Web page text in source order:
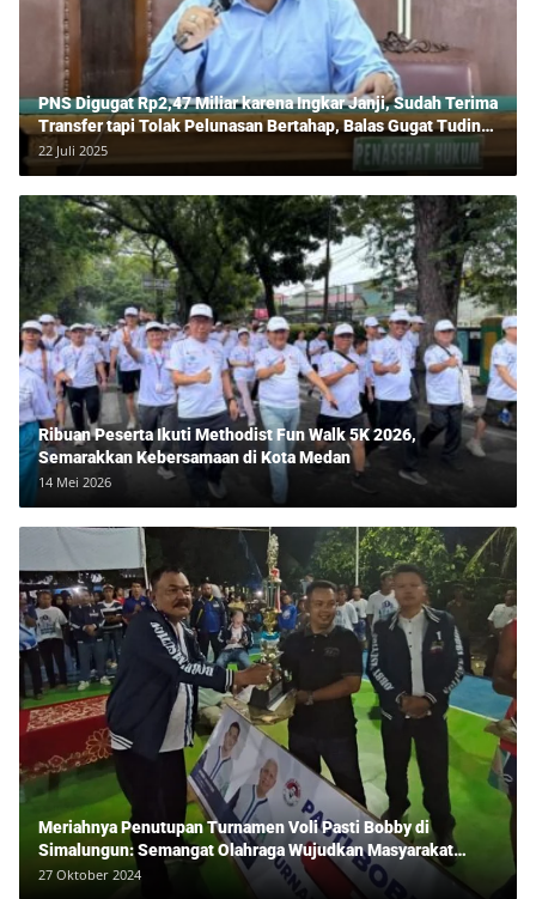
PNS Digugat Rp2,47 Miliar karena Ingkar Janji, Sudah Terima
Transfer tapi Tolak Pelunasan Bertahap, Balas Gugat Tuding
Lawan Tipu Rp850 Juta
22 Juli 2025
Ribuan Peserta Ikuti Methodist Fun Walk 5K 2026,
Semarakkan Kebersamaan di Kota Medan
14 Mei 2026
Meriahnya Penutupan Turnamen Voli Pasti Bobby di
Simalungun: Semangat Olahraga Wujudkan Masyarakat
Sehat Bersama Erwan Rozadi dan Ribuan Penonton!
27 Oktober 2024